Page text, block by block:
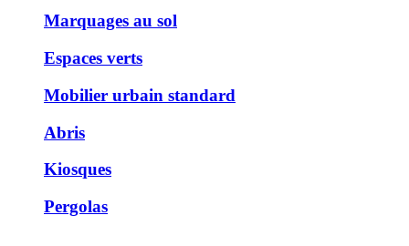
Marquages au sol
Espaces verts
Mobilier urbain standard
Abris
Kiosques
Pergolas